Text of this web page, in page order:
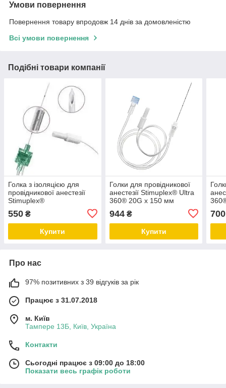
Умови повернення
Повернення товару впродовж 14 днів за домовленістю
Всі умови повернення
Подібні товари компанії
Голка з ізоляцією для
провідникової анестезії
Stimuplex®
550 ₴
Купити
Голки для провідникової
анестезії Stimuplex® Ultra
360® 20G x 150 мм
944₴
Купити
700
Про нас
97% позитивних з 39 відгуків за рік
Працює з 31.07.2018
м. Київ
Тампере 13Б, Київ, Україна
Контакти
Сьогодні працює з 09:00 до 18:00
Показати весь графік роботи